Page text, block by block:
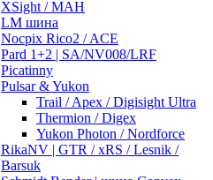
XSight / MAH
LM шина
Nocpix Rico2 / ACE
Pard 1+2 | SA/NV008/LRF
Picatinny
Pulsar & Yukon
Trail / Apex / Digisight Ultra
Thermion / Digex
Yukon Photon / Nordforce
RikaNV | GTR / xRS / Lesnik /
Barsuk